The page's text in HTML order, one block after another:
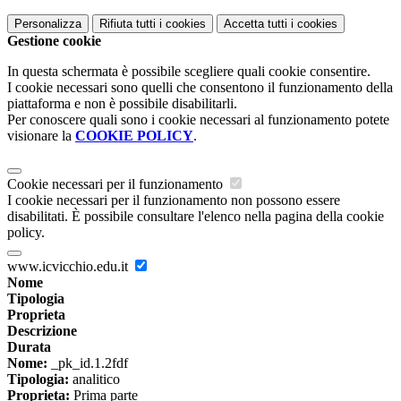
Personalizza Rifiuta tutti i cookies Accetta tutti i cookies
Gestione cookie
In questa schermata è possibile scegliere quali cookie consentire.
I cookie necessari sono quelli che consentono il funzionamento della
piattaforma e non è possibile disabilitarli.
Per conoscere quali sono i cookie necessari al funzionamento potete
visionare la COOKIE POLICY.
Cookie necessari per il funzionamento
I cookie necessari per il funzionamento non possono essere
disabilitati. È possibile consultare l'elenco nella pagina della cookie
policy.
www.icvicchio.edu.it
Nome
Tipologia
Proprieta
Descrizione
Durata
Nome: _pk_id.1.2fdf
Tipologia: analitico
Proprieta: Prima parte